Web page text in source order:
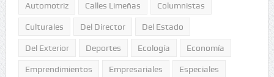
Automotriz Calles Limeñas Columnistas
Culturales Del Director Del Estado
Del Exterior Deportes Ecología Economía
Emprendimientos Empresariales Especiales